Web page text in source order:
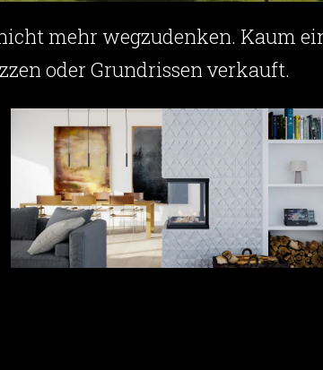
mehr wegzudenken. Kaum
oder Grundrissen verkauft.